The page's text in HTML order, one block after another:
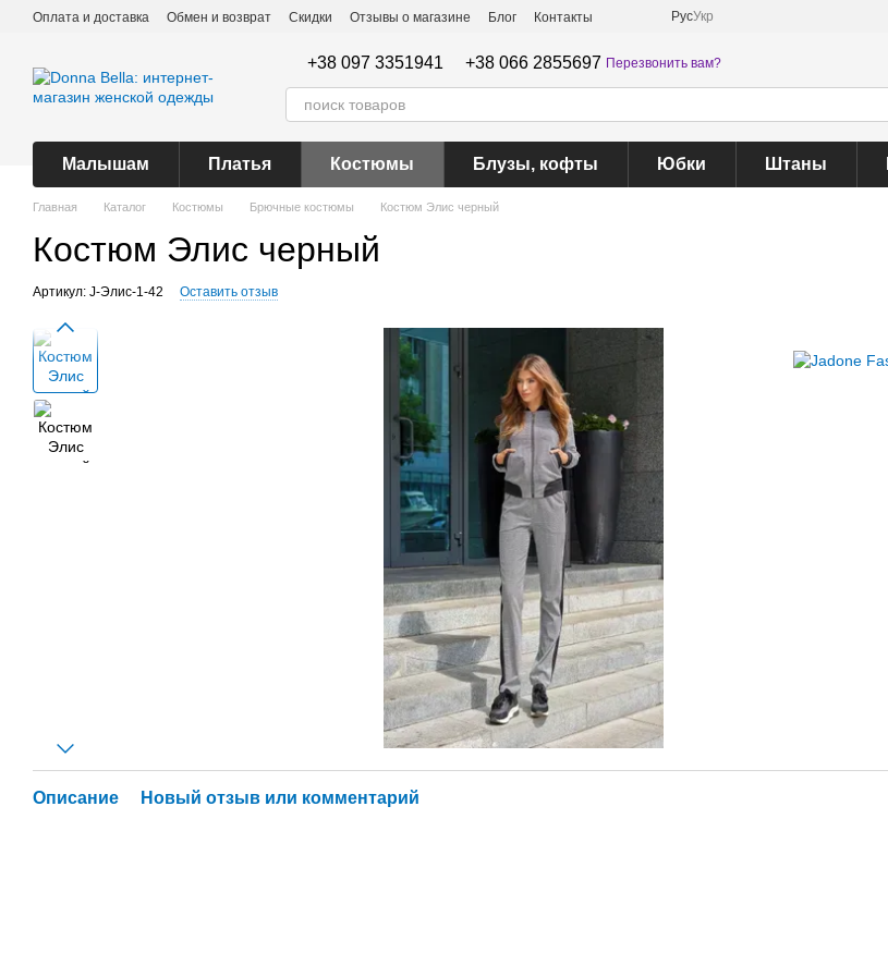
Перейти к основному контенту
Оплата и доставка Обмен и возврат Скидки Отзывы о магазине Блог Контакты РусУкр
+38 097 3351941 +38 066 2855697 Перезвонить вам?
Малышам Платья Костюмы Блузы, кофты Юбки Штаны
Главная Каталог Костюмы Брючные костюмы Костюм Элис черный
Костюм Элис черный
Артикул: J-Элис-1-42 Оставить отзыв
Описание Новый отзыв или комментарий